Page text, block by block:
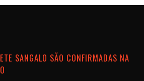
SANGALO SÃO CONFIRMADAS NA